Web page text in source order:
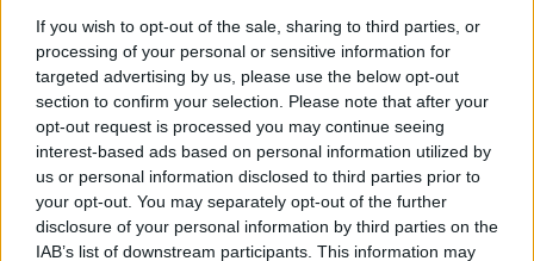
If you wish to opt-out of the sale, sharing to third parties, or
processing of your personal or sensitive information for
targeted advertising by us, please use the below opt-out
section to confirm your selection. Please note that after your
opt-out request is processed you may continue seeing
interest-based ads based on personal information utilized by
us or personal information disclosed to third parties prior to
your opt-out. You may separately opt-out of the further
disclosure of your personal information by third parties on the
IAB’s list of downstream participants. This information may